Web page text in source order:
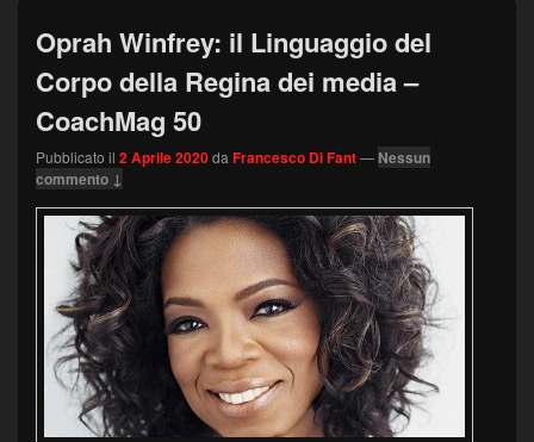
Oprah Winfrey: il Linguaggio del
Corpo della Regina dei media –
CoachMag 50
Pubblicato il 2 Aprile 2020da Francesco Di Fant— Nessun
commento ↓